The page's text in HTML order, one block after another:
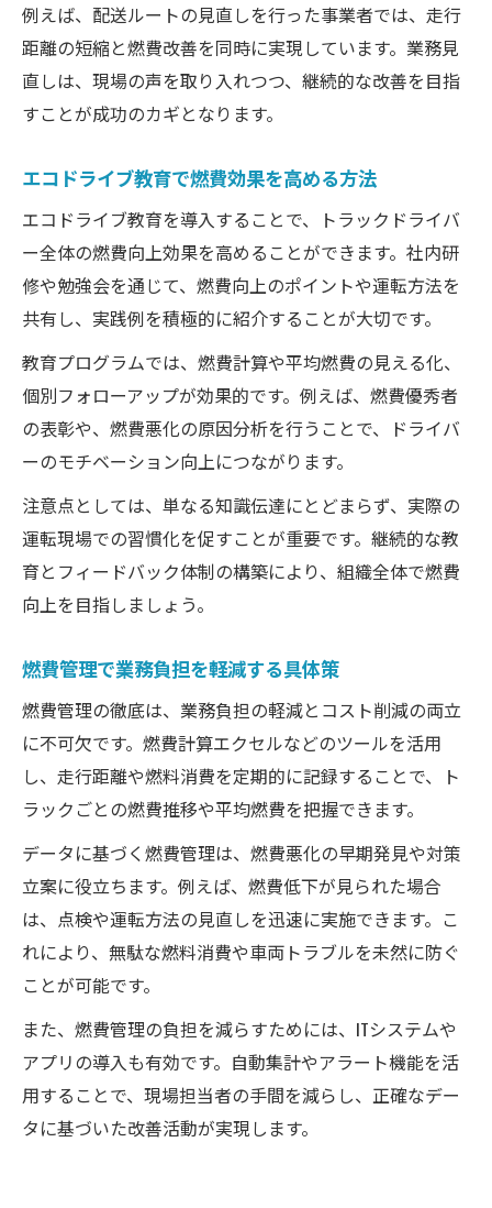
例えば、配送ルートの見直しを行った事業者では、走行
距離の短縮と燃費改善を同時に実現しています。業務見
直しは、現場の声を取り入れつつ、継続的な改善を目指
すことが成功のカギとなります。
エコドライブ教育で燃費効果を高める方法
エコドライブ教育を導入することで、トラックドライバ
ー全体の燃費向上効果を高めることができます。社内研
修や勉強会を通じて、燃費向上のポイントや運転方法を
共有し、実践例を積極的に紹介することが大切です。
教育プログラムでは、燃費計算や平均燃費の見える化、
個別フォローアップが効果的です。例えば、燃費優秀者
の表彰や、燃費悪化の原因分析を行うことで、ドライバ
ーのモチベーション向上につながります。
注意点としては、単なる知識伝達にとどまらず、実際の
運転現場での習慣化を促すことが重要です。継続的な教
育とフィードバック体制の構築により、組織全体で燃費
向上を目指しましょう。
燃費管理で業務負担を軽減する具体策
燃費管理の徹底は、業務負担の軽減とコスト削減の両立
に不可欠です。燃費計算エクセルなどのツールを活用
し、走行距離や燃料消費を定期的に記録することで、ト
ラックごとの燃費推移や平均燃費を把握できます。
データに基づく燃費管理は、燃費悪化の早期発見や対策
立案に役立ちます。例えば、燃費低下が見られた場合
は、点検や運転方法の見直しを迅速に実施できます。こ
れにより、無駄な燃料消費や車両トラブルを未然に防ぐ
ことが可能です。
また、燃費管理の負担を減らすためには、ITシステムや
アプリの導入も有効です。自動集計やアラート機能を活
用することで、現場担当者の手間を減らし、正確なデー
タに基づいた改善活動が実現します。